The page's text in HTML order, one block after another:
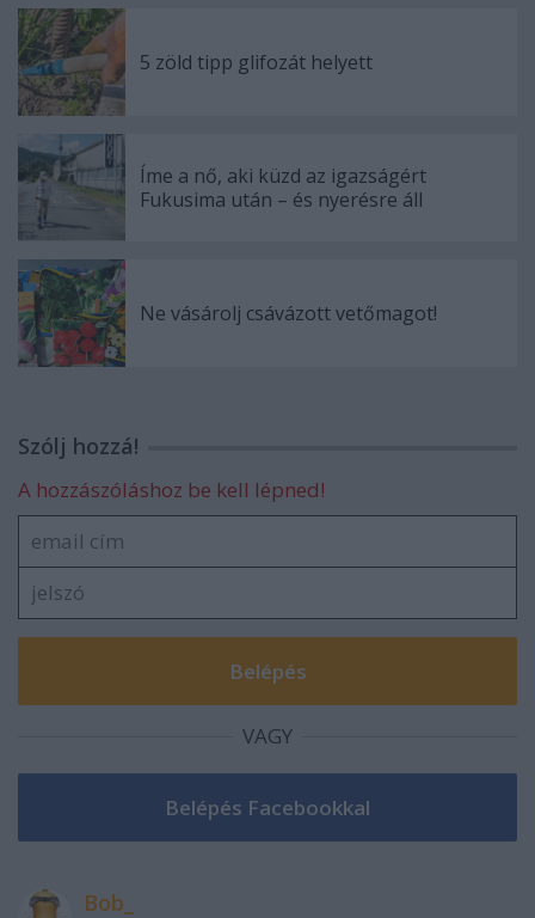
5 zöld tipp glifozát helyett
Íme a nő, aki küzd az igazságért
Fukusima után – és nyerésre áll
Ne vásárolj csávázott vetőmagot!
Szólj hozzá!
A hozzászóláshoz be kell lépned!
VAGY
Bob_